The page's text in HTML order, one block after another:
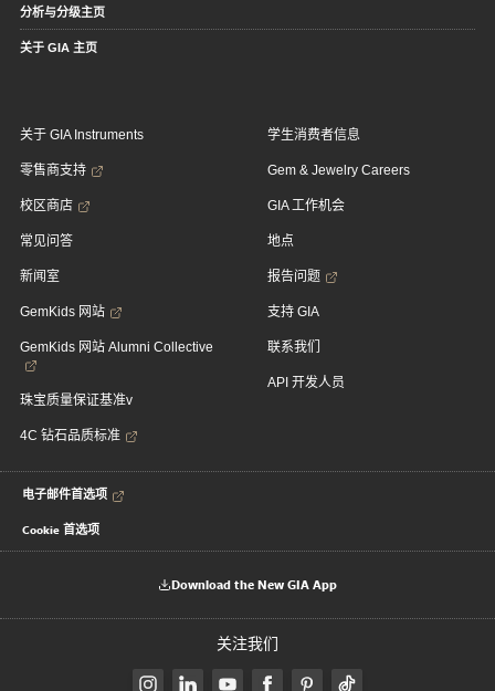
分析与分级主页
关于 GIA 主页
关于 GIA Instruments
零售商支持
校区商店
常见问答
新闻室
GemKids 网站
GemKids 网站 Alumni Collective
珠宝质量保证基准v
4C 钻石品质标准
学生消费者信息
Gem & Jewelry Careers
GIA 工作机会
地点
报告问题
支持 GIA
联系我们
API 开发人员
电子邮件首选项
Cookie 首选项
Download the New GIA App
关注我们